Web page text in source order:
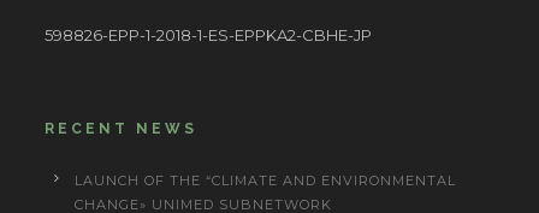
598826-EPP-1-2018-1-ES-EPPKA2-CBHE-JP
RECENT NEWS
LAUNCH OF THE “CLIMATE AND ENVIRONMENTAL
CHANGE» UNIMED SUBNETWORK